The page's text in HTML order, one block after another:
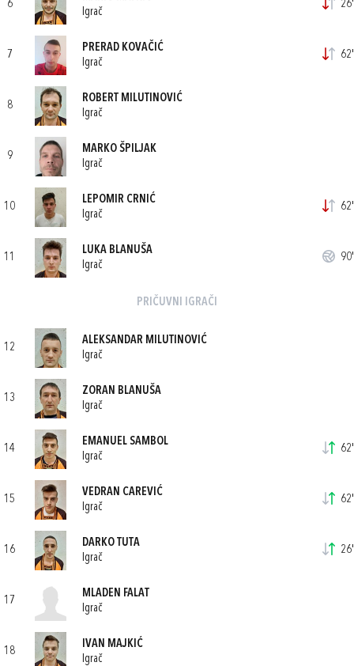
6
Igrač
26'
7
PRERAD KOVAČIĆ
Igrač
62'
8
ROBERT MILUTINOVIĆ
Igrač
9
MARKO ŠPILJAK
Igrač
10
LEPOMIR CRNIĆ
Igrač
62'
11
LUKA BLANUŠA
Igrač
90'
PRIČUVNI IGRAČI
12
ALEKSANDAR MILUTINOVIĆ
Igrač
13
ZORAN BLANUŠA
Igrač
14
EMANUEL SAMBOL
Igrač
62'
15
VEDRAN CAREVIĆ
Igrač
62'
16
DARKO TUTA
Igrač
26'
17
MLADEN FALAT
Igrač
18
IVAN MAJKIĆ
Igrač